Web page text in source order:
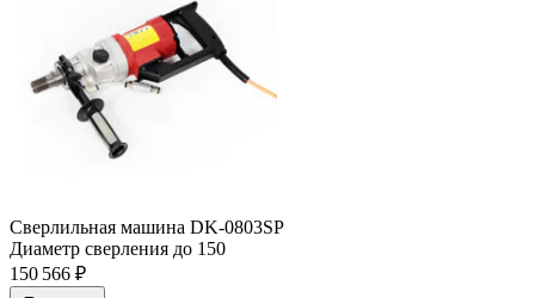
Сверлильная машина DK-0803SP
Диаметр сверления до 150
150 566 ₽